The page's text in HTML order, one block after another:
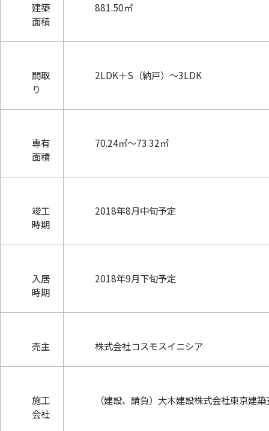
建築
面積
881.50㎡
間取
り
2LDK＋S（納戸）～3LDK
専有
面積
70.24㎡～73.32㎡
竣工
時期
2018年8月中旬予定
入居
時期
2018年9月下旬予定
売主 株式会社コスモスイニシア
施工
会社
（建設、請負）大木建設株式会社東京建